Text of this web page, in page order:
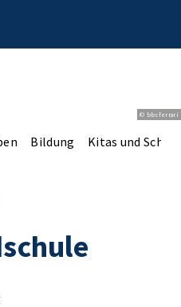
© bbsferrari
Bildung Kitas und